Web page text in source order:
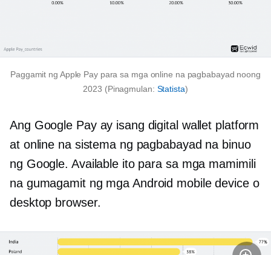
Paggamit ng Apple Pay para sa mga online na pagbabayad noong
2023 (Pinagmulan: Statista)
Ang Google Pay ay isang digital wallet platform
at online na sistema ng pagbabayad na binuo
ng Google. Available ito para sa mga mamimili
na gumagamit ng mga Android mobile device o
desktop browser.